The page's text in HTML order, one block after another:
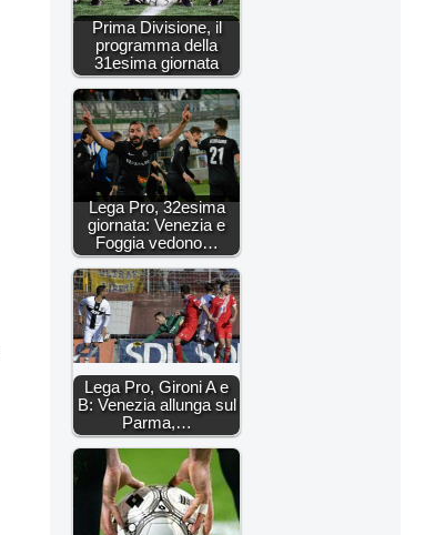
Prima Divisione, il
programma della
31esima giornata
Lega Pro, 32esima
giornata: Venezia e
Foggia vedono…
Lega Pro, Gironi A e
B: Venezia allunga sul
Parma,…